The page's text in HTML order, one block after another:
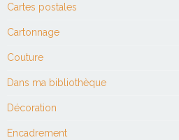
Cartes postales
Cartonnage
Couture
Dans ma bibliothèque
Décoration
Encadrement